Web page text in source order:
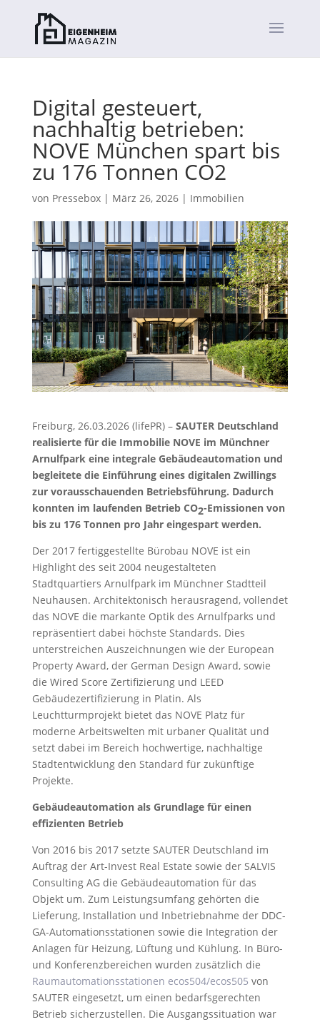
Digital gesteuert,
nachhaltig betrieben:
NOVE München spart bis
zu 176 Tonnen CO2
von Pressebox| März 26, 2026| Immobilien
Freiburg, 26.03.2026 (lifePR) – SAUTER Deutschland
realisierte für die Immobilie NOVE im Münchner
Arnulfpark eine integrale Gebäudeautomation und
begleitete die Einführung eines digitalen Zwillings
zur vorausschauenden Betriebsführung. Dadurch
konnten im laufenden Betrieb CO2-Emissionen von
bis zu 176 Tonnen pro Jahr eingespart werden.
Der 2017 fertiggestellte Bürobau NOVE ist ein
Highlight des seit 2004 neugestalteten
Stadtquartiers Arnulfpark im Münchner Stadtteil
Neuhausen. Architektonisch herausragend, vollendet
das NOVE die markante Optik des Arnulfparks und
repräsentiert dabei höchste Standards. Dies
unterstreichen Auszeichnungen wie der European
Property Award, der German Design Award, sowie
die Wired Score Zertifizierung und LEED
Gebäudezertifizierung in Platin. Als
Leuchtturmprojekt bietet das NOVE Platz für
moderne Arbeitswelten mit urbaner Qualität und
setzt dabei im Bereich hochwertige, nachhaltige
Stadtentwicklung den Standard für zukünftige
Projekte.
Gebäudeautomation als Grundlage für einen
effizienten Betrieb
Von 2016 bis 2017 setzte SAUTER Deutschland im
Auftrag der Art-Invest Real Estate sowie der SALVIS
Consulting AG die Gebäudeautomation für das
Objekt um. Zum Leistungsumfang gehörten die
Lieferung, Installation und Inbetriebnahme der DDC-
GA-Automationsstationen sowie die Integration der
Anlagen für Heizung, Lüftung und Kühlung. In Büro-
und Konferenzbereichen wurden zusätzlich die
Raumautomationsstationen ecos504/ecos505 von
SAUTER eingesetzt, um einen bedarfsgerechten
Betrieb sicherzustellen. Die Ausgangssituation war